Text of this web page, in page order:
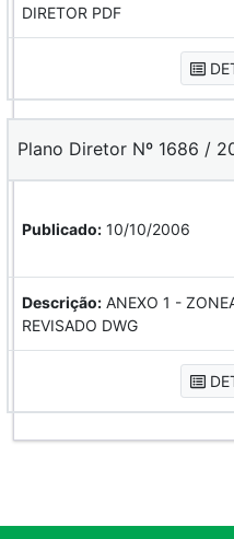
DIRETOR PDF
Plano Diretor Nº 1686 /
Publicado: 10/10/2006
Descrição: ANEXO 1 -
REVISADO DWG